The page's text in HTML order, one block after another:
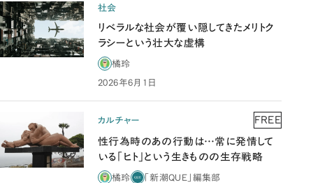
社会
リベラルな社会が覆い隠してきたメリトク
ラシーという壮大な虚構
橘玲
2026年6月1日
カルチャー FREE
性行為時のあの行動は…常に発情して
いる「ヒト」という生きものの生存戦略
橘玲 「新潮QUE」編集部